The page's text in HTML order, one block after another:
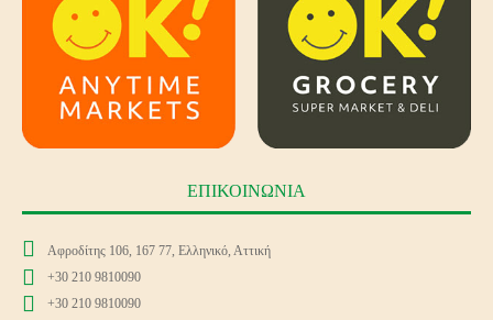
ΕΠΙΚΟΙΝΩΝΙΑ
Αφροδίτης 106, 167 77, Ελληνικό, Αττική
+30 210 9810090
+30 210 9810090